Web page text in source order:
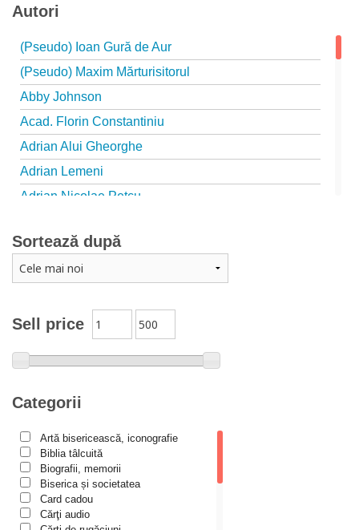
Autori
(Pseudo) Ioan Gură de Aur
(Pseudo) Maxim Mărturisitorul
Abby Johnson
Acad. Florin Constantiniu
Adrian Alui Gheorghe
Adrian Lemeni
Adrian Nicolae Petcu
Adriana Petrescu
Alexandra Rotariu
Alexandru Creţu
Alexandru Huțanu
Alexandru Lascarov-Moldovanu
Alexandru Rădescu
Alexandru Tkacenko
Alexis Torrance
Alina Ana Nistor
Sell price
Categorii
Artă bisericească, iconografie
Biblia tâlcuită
Biografii, memorii
Biserica și societatea
Card cadou
Cărţi audio
Sortează după